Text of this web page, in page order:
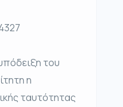
του
η
ταυτότητας